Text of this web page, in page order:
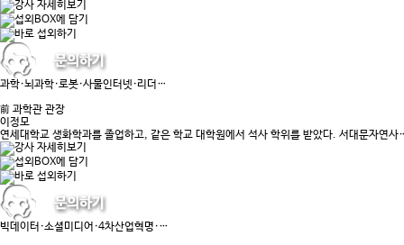
과학·뇌과학·로봇·사물인터넷·리더…
前 과학관 관장
이정모
연세대학교 생화학과를 졸업하고, 같은 학교 대학원에서 석사 학위를 받았다. 서대문자연
빅데이터·소셜미디어·4차산업혁명·…